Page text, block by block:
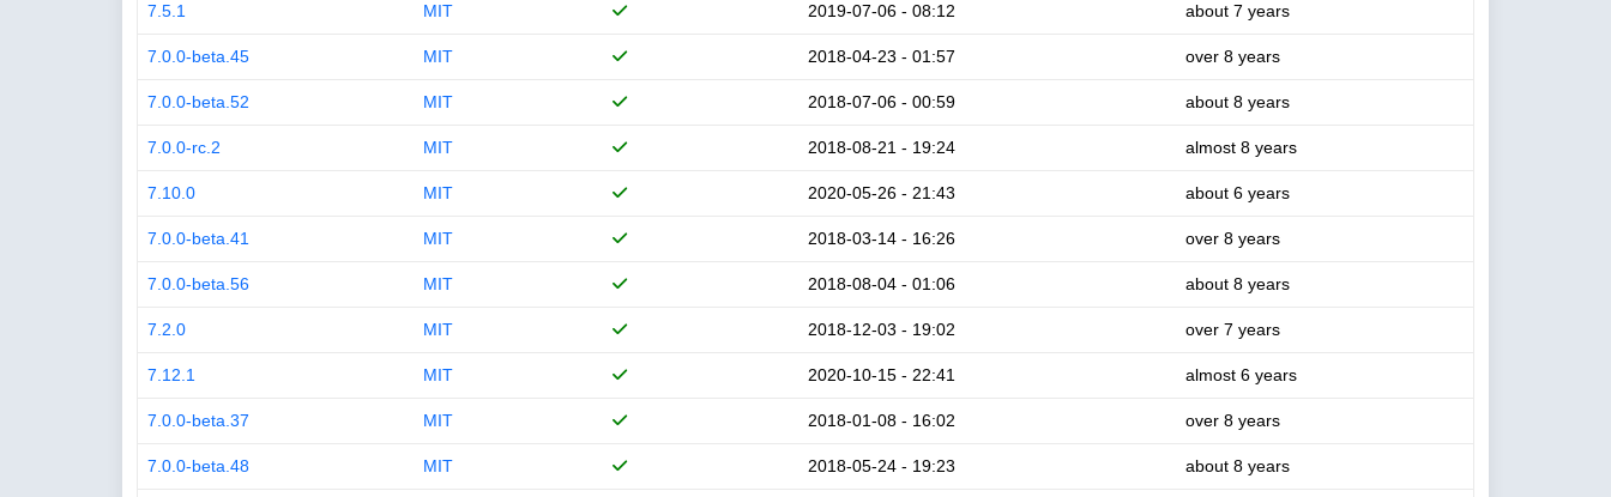
7.5.1 MIT 2019-07-06 - 08:12 about 7 years
7.0.0-beta.45 MIT 2018-04-23 - 01:57 over 8 years
7.0.0-beta.52 MIT 2018-07-06 - 00:59 about 8 years
7.0.0-rc.2 MIT 2018-08-21 - 19:24 almost 8 years
7.10.0 MIT 2020-05-26 - 21:43 about 6 years
7.0.0-beta.41 MIT 2018-03-14 - 16:26 over 8 years
7.0.0-beta.56 MIT 2018-08-04 - 01:06 about 8 years
7.2.0 MIT 2018-12-03 - 19:02 over 7 years
7.12.1 MIT 2020-10-15 - 22:41 almost 6 years
7.0.0-beta.37 MIT 2018-01-08 - 16:02 over 8 years
7.0.0-beta.48 MIT 2018-05-24 - 19:23 about 8 years